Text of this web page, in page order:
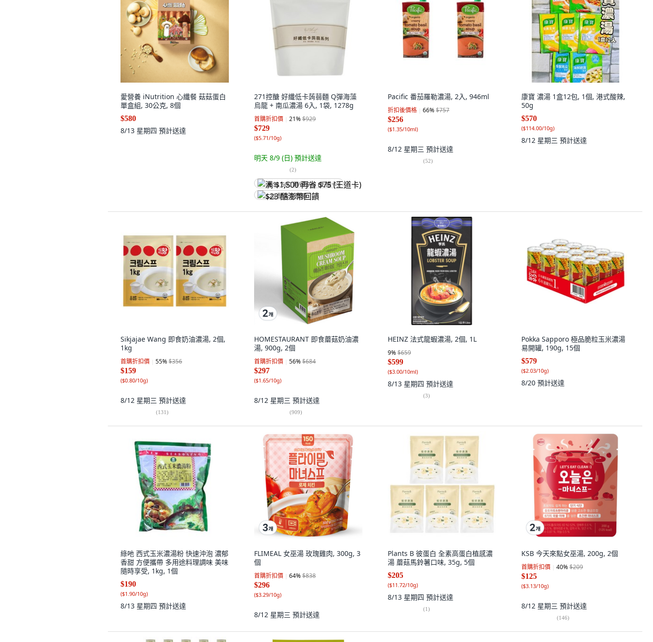
愛營養 iNutrition 心纖餐 菇菇蛋白
單盒組, 30公克, 8個
$580
8/13 星期四 預計送達
271控醣 好纖低卡蒟蒻麵 Q彈海藻
烏龍 + 南瓜濃湯 6入, 1袋, 1278g
首購折扣價 21%$929
$729
($5.71/10g)
明天 8/9 (日) 預計送達
(2)
满 $1,500 再省 $75 (王道卡)
$23 酷澎幣回饋
Pacific 番茄羅勒濃湯, 2入, 946ml
折扣後價格 66%$757
$256
($1.35/10ml)
8/12 星期三 預計送達
(52)
康寶 濃湯 1盒12包, 1個, 港式酸辣,
50g
$570
($114.00/10g)
8/12 星期三 預計送達
Sikjajae Wang 即食奶油濃湯, 2個,
1kg
首購折扣價 55%$356
$159
($0.80/10g)
8/12 星期三 預計送達
(131)
HOMESTAURANT 即食蘑菇奶油濃
湯, 900g, 2個
首購折扣價 56%$684
$297
($1.65/10g)
8/12 星期三 預計送達
(909)
HEINZ 法式龍蝦濃湯, 2個, 1L
9%$659
$599
($3.00/10ml)
8/13 星期四 預計送達
(3)
Pokka Sapporo 極品脆粒玉米濃湯
易開罐, 190g, 15個
$579
($2.03/10g)
8/20 預計送達
綠吔 西式玉米濃湯粉 快速沖泡 濃郁
香甜 方便攜帶 多用途料理調味 美味
隨時享受, 1kg, 1個
$190
($1.90/10g)
8/13 星期四 預計送達
FLIMEAL 女巫湯 玫瑰雞肉, 300g, 3
個
首購折扣價 64%$838
$296
($3.29/10g)
8/12 星期三 預計送達
Plants B 彼蛋白 全素高蛋白植感濃
湯 蘑菇馬鈴薯口味, 35g, 5個
$205
($11.72/10g)
8/13 星期四 預計送達
(1)
KSB 今天來點女巫湯, 200g, 2個
首購折扣價 40%$209
$125
($3.13/10g)
8/12 星期三 預計送達
(146)